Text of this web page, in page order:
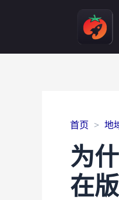
首页 地
为
在